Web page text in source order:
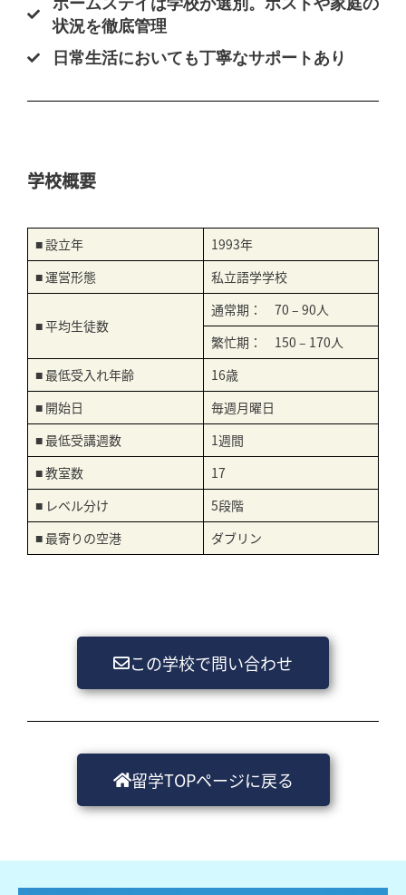
状況を徹底管理
日常生活においても丁寧なサポートあり
学校概要
■ 設立年
1993年
■ 運営形態
私立語学学校
■ 平均生徒数
通常期： 70 – 90人
繁忙期： 150 – 170人
■ 最低受入れ年齢
16歳
■ 開始日
毎週月曜日
■ 最低受講週数
1週間
■ 教室数
17
■ レベル分け
5段階
■ 最寄りの空港
ダブリン
この学校で問い合わせ
留学TOPページに戻る